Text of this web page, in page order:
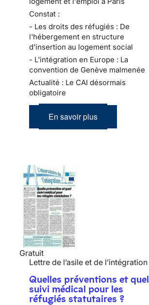
Constat :
- Les droits des réfugiés : De
l'hébergement en structure
d'insertion au logement social
- L'intégration en Europe : La
convention de Genève malmenée
Actualité : Le CAI désormais
obligatoire
En savoir plus
Gratuit
Lettre de l’asile et de l’intégration
Quelles préventions et quel
suivi médical pour les
réfugiés statutaires ?